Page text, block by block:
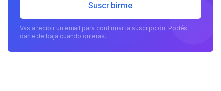
Suscribirme
Vas a recibir un email para confirmar la suscripción. Podés
darte de baja cuando quieras.